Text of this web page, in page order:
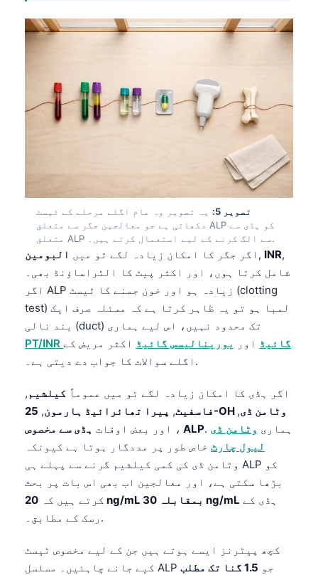
تصویر 5:
یہ تصویر وہ عام اگلے مرحلے کے ٹیسٹ
دکھاتی ہے جو معالجین جگر سے متعلق ALP کو ہڈی سے
متعلق ALP سے الگ کرنے کے لیے استعمال کرتے ہیں۔.
اگر جگر کا امکان زیادہ لگے تو میں البومین , INR,
شامل کرتا ہوں، اور اکثر پیٹ کا الٹراساؤنڈ بھی۔
اگر ALP زیادہ ہو اور خون جمنے کا ٹیسٹ (clotting
test) لمبا ہو تو یہ ظاہر کرتا ہے کہ مسئلہ صرف ایک
بند نالی (duct) تک محدود نہیں، اس لیے ہماری
PT/INR گائیڈ اور یورینالیسس گائیڈ اکثر مریض کے
اگلے سوالات کا جواب دے دیتی ہے۔.
اگر ہڈی کا امکان زیادہ لگے تو میں عموماً کیلشیم,
فاسفیٹ, پیرا تھائرائیڈ ہارمون, 25-OH وٹامن ڈی,
، اور بعض اوقات ہڈی سے مخصوص ALP . ہماری وٹامن ڈی
لیول چارٹ خاص طور پر مددگار ہوتا ہے کیونکہ
وٹامن ڈی کی کمی کیلشیم گرنے سے پہلے ہی ALP کو
بڑھا سکتی ہے، اور معالجین اب بھی اس بات پر بحث
کرتے ہیں کہ
20 ng/mL بمقابلہ 30 ng/mL
رسک کے مطابق۔.
کچھ پیٹرنز ایسے ہوتے ہیں جن کے لیے مخصوص ٹیسٹ
کیے جانے چاہئیں۔ مسلسل ALP جو
1.5 گنا تک مطلب
سنڌي
অসমীয়া
Galego
Latviešu valoda
Македонски јазик
Euskara
Gàidhlig
Occitan
العربية المغربية
Afrikaans
Монгол
ພາສາລາວ
Basa Jawa
Cebuano
Esperanto
Frysk
Norsk bokmål